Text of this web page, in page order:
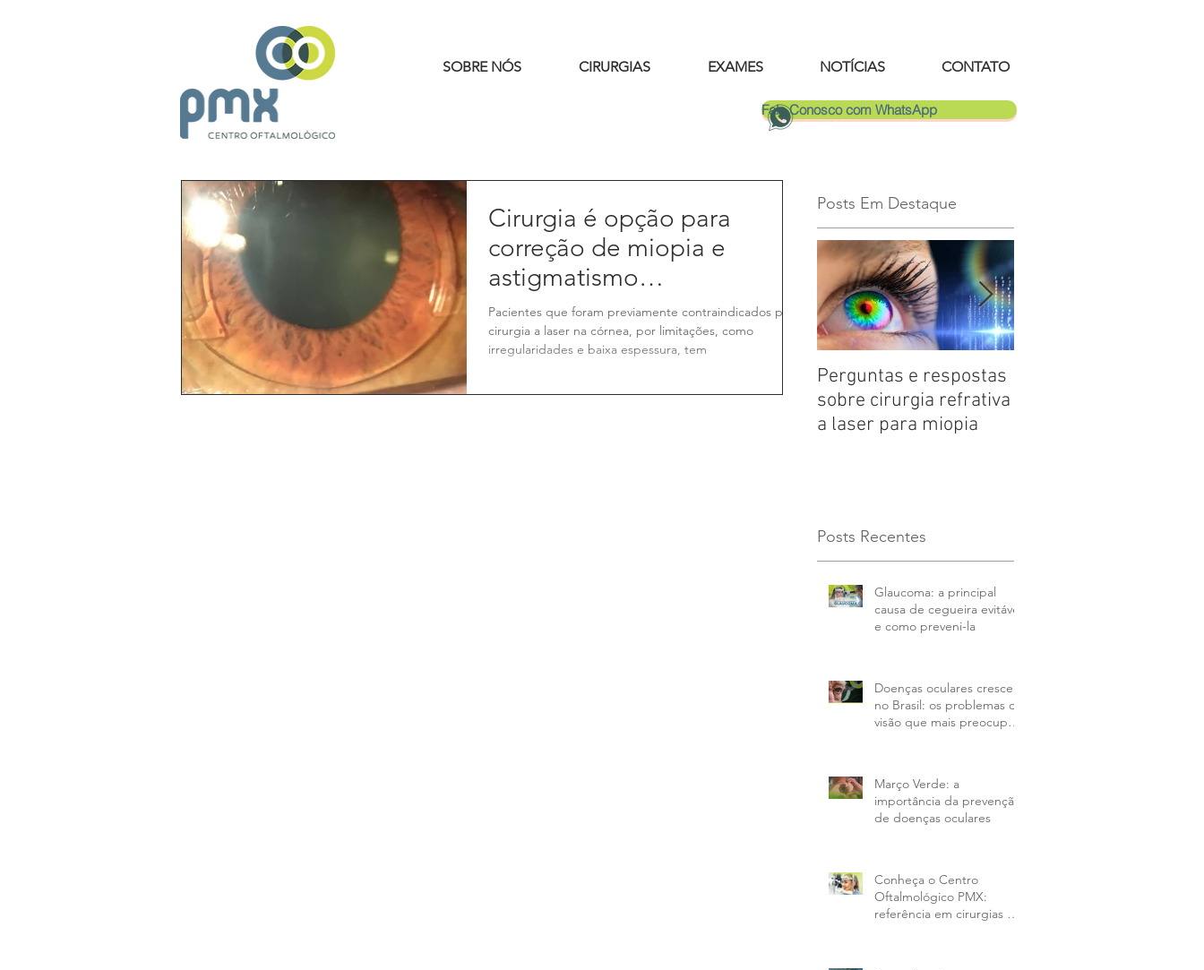
SOBRE NÓS CIRURGIAS EXAMES NOTÍCIAS CONTATO
Fale Conosco com WhatsApp
Cirurgia é opção para
correção de miopia e
astigmatismo
simultaneamente em
pacientes com alto grau c
Pacientes que foram previamente contraindicados para
cirurgia a laser na córnea, por limitações, como
irregularidades e baixa espessura, tem
Posts Em Destaque
Perguntas e respostas
sobre cirurgia refrativa
a laser para miopia
Posts Recentes
Glaucoma: a principal
causa de cegueira evitável
e como preveni-la
Doenças oculares crescem
no Brasil: os problemas de
visão que mais preocupam
Março Verde: a
importância da prevenção
de doenças oculares
Conheça o Centro
Oftalmológico PMX:
referência em cirurgias e